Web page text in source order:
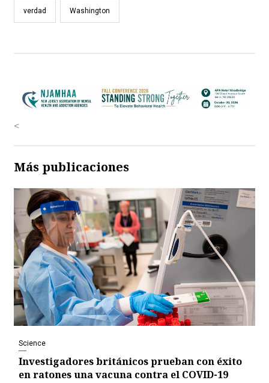
verdad Washington
<
Más publicaciones
Science
Investigadores británicos prueban con éxito
en ratones una vacuna contra el COVID-19